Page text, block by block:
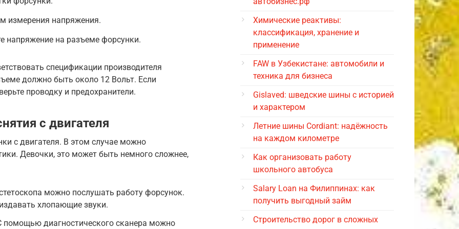
измерения напряжения.
напряжение на разъеме форсунки.
спецификации производителя
должно быть около 12 Вольт. Если
проводку и предохранители.
с двигателя
с двигателя. В этом случае можно
Девочки, это может быть немного сложнее,
можно послушать работу форсунок.
хлопающие звуки.
помощью диагностического сканера можно
Химические реактивы:
классификация, хранение и
применение
FAW в Узбекистане: автомобили и
техника для бизнеса
Gislaved: шведские шины с историей
и характером
Летние шины Cordiant: надёжность
на каждом километре
Как организовать работу
школьного автобуса
Salary Loan на Филиппинах: как
получить выгодный займ
Строительство дорог в сложных